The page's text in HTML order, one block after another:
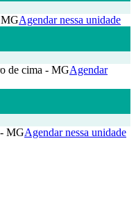
Agendar nessa unidade
de cima - MGAgendar
MGAgendar nessa unidade